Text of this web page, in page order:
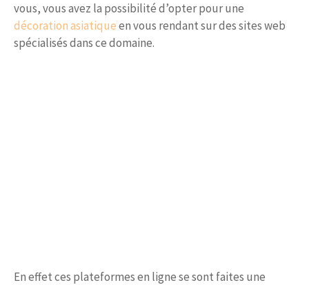
vous, vous avez la possibilité d’opter pour une
décoration asiatiqueen vous rendant sur des sites web
spécialisés dans ce domaine.
En effet ces plateformes en ligne se sont faites une